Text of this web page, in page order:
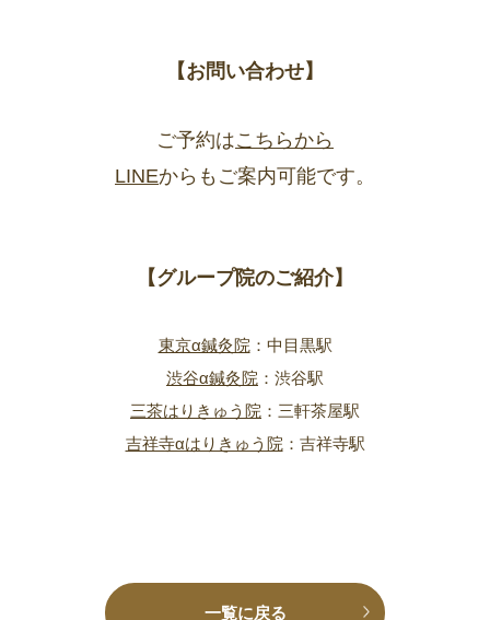
【お問い合わせ】
ご予約はこちらから
LINEからもご案内可能です。
【グループ院のご紹介】
東京α鍼灸院：中目黒駅
渋谷α鍼灸院 ：渋谷駅
三茶はりきゅう院 ：三軒茶屋駅
吉祥寺αはりきゅう院：吉祥寺駅
一覧に戻る